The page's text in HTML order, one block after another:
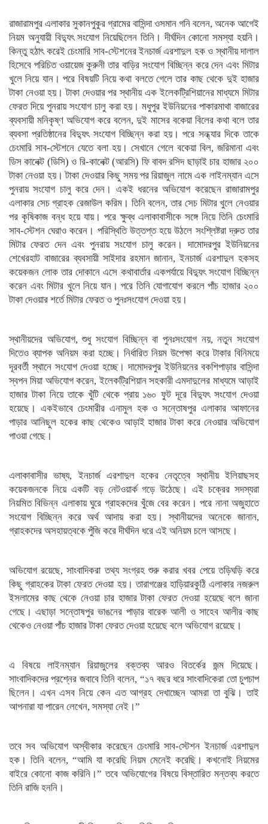
রাজারামপুর এলাকার সুকানপুকুর গ্রামের বাসিন্দা ওসমান গনি বলেন, অনেক আগেই
নিয়ম অনুযায়ী বিদ্যুৎ সংযোগ নিয়েছিলেন তিনি। দীর্ঘদিন কোনো সমস্যা হয়নি।
কিন্তু হঠাৎ করেই চেংমারি সাব-স্টেশনের ইনচার্জ এরশাদুল হক ও স্থানীয় দালাল
হিসেবে পরিচিত ওয়ায়েজ কুরুনী তার বাড়ির সংযোগ বিচ্ছিন্ন করে দেন এবং মিটার
খুলে নিয়ে যান। পরে বিষয়টি নিয়ে কথা বলতে গেলে তার কাছ থেকে দুই হাজার
টাকা নেওয়া হয়। টাকা দেওয়ার পর স্থানীয় এক ইলেকট্রিশিয়ানের মাধ্যমে মিটার
ফেরত দিয়ে পুনরায় সংযোগ চালু করা হয়। মধুপুর ইউনিয়নের পাকারমাথা বাজারের
ব্যবসায়ী মনিকৃষ্ণ অভিযোগ করে বলেন, দুই মাসের বকেয়া বিলের কথা বলে তার
ব্যবসা প্রতিষ্ঠানের বিদ্যুৎ সংযোগ বিচ্ছিন্ন করা হয়। পরে সন্ধ্যার দিকে তাকে
চেংমারি সাব-স্টেশনে যেতে বলা হয়। সেখানে গেলে বকেয়া বিল, জরিমানা এবং
ডিস কানেক্ট (ডিসি) ও রি-কানেক্ট (আরসি) ফি বাবদ রসিদ ছাড়াই চার হাজার ২০০
টাকা নেওয়া হয়। টাকা দেওয়ার কিছু সময় পর রিয়াজুল নামে এক লাইনম্যান এসে
পুনরায় সংযোগ চালু করে দেন। একই ধরনের অভিযোগ করেছেন রাজারামপুর
এলাকার সেচ গ্রাহক রেজাউল করিম। তিনি বলেন, তার সেচ মিটার খুলে নেওয়ার
পর কৃষিকাজ বন্ধ হয়ে যায়। পরে ক্ষুব্ধ এলাকাবাসীকে সঙ্গে নিয়ে তিনি চেংমারি
সাব-স্টেশন ঘেরাও করেন। পরিস্থিতি উত্তপ্ত হয়ে উঠলে সংশ্লিষ্টরা দ্রুত তার
মিটার ফেরত দেন এবং পুনরায় সংযোগ চালু করেন। দামোদরপুর ইউনিয়নের
শেখেরহাট বাজারের ব্যবসায়ী সাইদার রহমান জানান, ইনচার্জ এরশাদুল হকসহ
কয়েকজন লোক তার দোকানে এসে কথাবার্তার একপর্যায়ে বিদ্যুৎ সংযোগ বিচ্ছিন্ন
করেন এবং মিটার খুলে নিয়ে যান। পরে তিনি যোগাযোগ করলে পাঁচ হাজার ২০০
টাকা দেওয়ার শর্তে মিটার ফেরত ও পুনঃসংযোগ দেওয়া হয়।
স্থানীয়দের অভিযোগ, শুধু সংযোগ বিচ্ছিন্ন বা পুনঃসংযোগ নয়, নতুন সংযোগ
দিতেও ব্যাপক অনিয়ম করা হচ্ছে। নির্ধারিত নিয়ম উপেক্ষা করে টাকার বিনিময়ে
দূরবর্তী স্থানে সংযোগ দেওয়া হচ্ছে। দামোদরপুর ইউনিয়নের বকশিপাড়ার বাসিন্দা
স্বপন মিয়া অভিযোগ করেন, ইলেকট্রিশিয়ান সহকারী এমদাদুলের মাধ্যমে আড়াই
হাজার টাকা নিয়ে তাকে খুঁটি থেকে প্রায় ১৬০ ফুট দূরে বিদ্যুৎ সংযোগ দেওয়া
হয়েছে। একইভাবে চেংমারীর এনামুল হক ও সন্তোষপুর এলাকার আফানের
পাড়ার আনিছুল হকের কাছ থেকেও আড়াই হাজার টাকা করে নেওয়ার অভিযোগ
পাওয়া গেছে।
এলাকাবাসীর ভাষ্য, ইনচার্জ এরশাদুল হকের নেতৃত্বে স্থানীয় ইলিয়াছসহ
কয়েকজনকে নিয়ে একটি বড় নেটওয়ার্ক গড়ে উঠেছে। এই চক্রের সদস্যরা
নিয়মিত বিভিন্ন এলাকায় ঘুরে গ্রাহকদের খুঁজে বের করেন। পরে নানা অজুহাতে
সংযোগ বিচ্ছিন্ন করে অর্থ আদায় করা হয়। স্থানীয়দের অনেকে জানান,
গ্রাহকদের অসহায়ত্বকে পুঁজি করে দীর্ঘদিন ধরে এই অনিয়ম চলে আসছে।
অভিযোগ রয়েছে, সাংবাদিকরা তথ্য সংগ্রহ শুরু করার খবর পেয়ে তড়িঘড়ি করে
কিছু গ্রাহকের টাকা ফেরত দেওয়া হয়। তারাগঞ্জের হাড়িয়ারকুঠি এলাকার নজরুল
ইসলামের কাছ থেকে নেওয়া চার হাজার টাকা ফেরত দেওয়া হয়েছে বলে জানা
গেছে। এছাড়া সন্তোষপুর ভাঙনের পাড়ার বারেক আলী ও সাহেব আলীর কাছ
থেকেও নেওয়া পাঁচ হাজার টাকা ফেরত দেওয়া হয়েছে বলে অভিযোগ রয়েছে।
এ বিষয়ে লাইনম্যান রিয়াজুলের বক্তব্য আরও বিতর্কের জন্ম দিয়েছে।
সাংবাদিকদের প্রশ্নের জবাবে তিনি বলেন, “১৭ বছর ধরে সাংবাদিকেরা তো চুপচাপ
ছিলেন। এখন এসব নিয়ে কেন এত আগ্রহ দেখাচ্ছেন আমরা তা বুঝি। তাই
আপনারা যা পারেন লেখেন, সমস্যা নেই।”
তবে সব অভিযোগ অস্বীকার করেছেন চেংমারি সাব-স্টেশন ইনচার্জ এরশাদুল
হক। তিনি বলেন, “আমি যা করেছি নিয়ম মেনেই করেছি। কখনোই নিয়মের
বাইরে কোনো কাজ করিনি।” তবে অভিযোগের বিষয়ে বিস্তারিত মন্তব্য করতে
তিনি রাজি হননি।